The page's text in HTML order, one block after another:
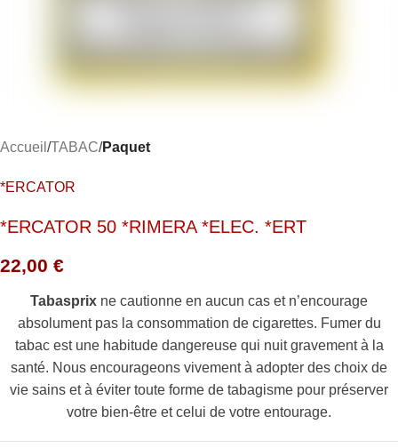
Accueil TABAC Paquet
*ERCATOR
*ERCATOR 50 *RIMERA *ELEC. *ERT
22,00 €
Tabasprix ne cautionne en aucun cas et n’encourage
absolument pas la consommation de cigarettes. Fumer du
tabac est une habitude dangereuse qui nuit gravement à la
santé. Nous encourageons vivement à adopter des choix de
vie sains et à éviter toute forme de tabagisme pour préserver
votre bien-être et celui de votre entourage.